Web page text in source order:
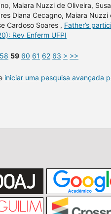
Maiara Nuzzi de Oliveira,
Diana Cecagno, Maiara
Cardoso Soares , Father’s
Rev Enferm UFPI
58 59 60 61 62 63 > >>
iniciar uma pesquisa avançada